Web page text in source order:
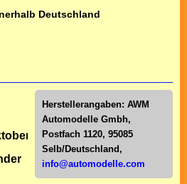
Deutschland
Herstellerangaben: AWM
Automodelle Gmbh,
Postfach 1120, 95085
Selb/Deutschl and,
info@automodelle.com
2017